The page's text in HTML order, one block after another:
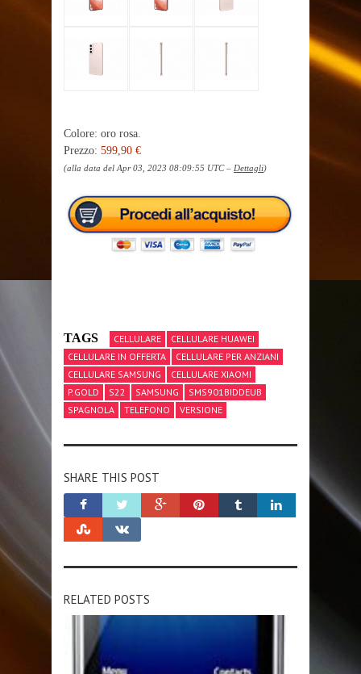
Colore: oro rosa.
Prezzo: 599,90 €
(alla data del Apr 03, 2023 08:09:55 UTC – Dettagli)
TAGS CELLULARE
CELLULARE HUAWEI
CELLULARE IN OFFERTA
CELLULARE PER ANZIANI
CELLULARE SAMSUNG
CELLULARE XIAOMI
P.GOLD
S22 SAMSUNG
SMS901BIDDEUB
SPAGNOLA
TELEFONO VERSIONE
SHARE THIS POST
RELATED POSTS